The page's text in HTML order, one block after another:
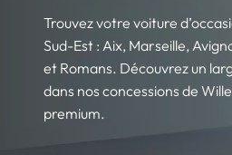
Trouvez votre voiture
Sud-Est : Aix, Marseille,
et Romans. Découvrez un
dans nos concessions de
premium.